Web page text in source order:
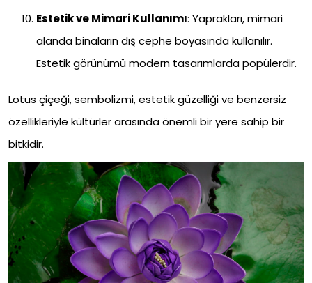
Estetik ve Mimari Kullanımı: Yaprakları, mimari
alanda binaların dış cephe boyasında kullanılır.
Estetik görünümü modern tasarımlarda popülerdir.
Lotus çiçeği, sembolizmi, estetik güzelliği ve benzersiz
özellikleriyle kültürler arasında önemli bir yere sahip bir
bitkidir.